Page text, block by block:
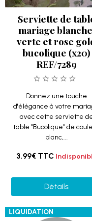
Serviette de
mariage
verte et rose
bucolique (x20)
REF/7289
Donnez une touche
d'élégance à votre
avec cette serviette
table "Bucolique" de
blanc,...
3.99€ TTC
Détails
LIQUIDATION